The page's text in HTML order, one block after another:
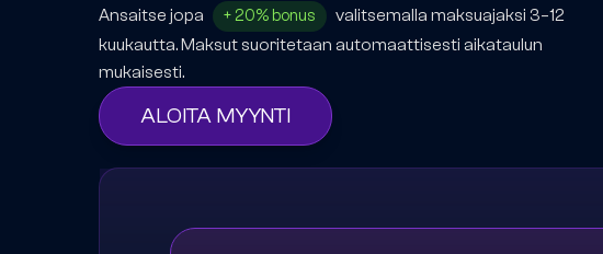
Ansaitse jopa
+ 20% bonus
valitsemalla maksuajaksi 3–12
kuukautta. Maksut suoritetaan automaattisesti aikataulun
mukaisesti.
ALOITA MYYNTI